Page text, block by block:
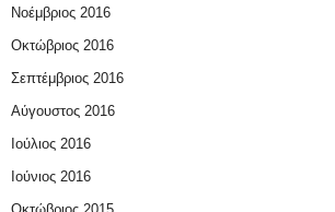
Νοέμβριος 2016
Οκτώβριος 2016
Σεπτέμβριος 2016
Αύγουστος 2016
Ιούλιος 2016
Ιούνιος 2016